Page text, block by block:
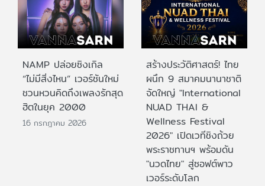
NAMP ปล่อยซิงเกิล
“ไม่มีสิ่งไหน” เวอร์ชันใหม่
ชวนหวนคิดถึงเพลงรักสุด
ฮิตในยุค 2000
16 กรกฎาคม 2026
สร้างประวัติศาสตร์! ไทย
ผนึก 9 สมาคมนานาชาติ
จัดใหญ่ "International
NUAD THAI &
Wellness Festival
2026" เปิดเวทีชิงถ้วย
พระราชทานฯ พร้อมดัน
"นวดไทย" สู่ซอฟต์พาว
เวอร์ระดับโลก